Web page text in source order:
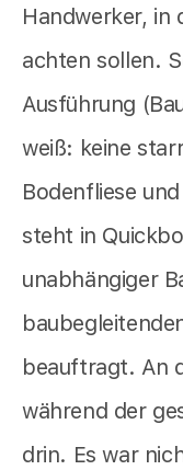
Handwerker, in
achten sollen.
Ausführung
weiß: keine
Bodenfliese
steht in
unabhängiger
beauftragt. An
während der
drin. Es war